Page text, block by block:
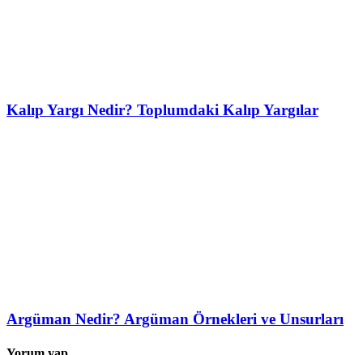
Kalıp Yargı Nedir? Toplumdaki Kalıp Yargılar
Argüman Nedir? Argüman Örnekleri ve Unsurları